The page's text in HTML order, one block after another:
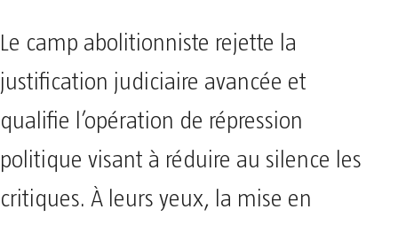
Le camp abolitionniste rejette la
justification judiciaire avancée et
qualifie l’opération de répression
politique visant à réduire au silence les
critiques. À leurs yeux, la mise en